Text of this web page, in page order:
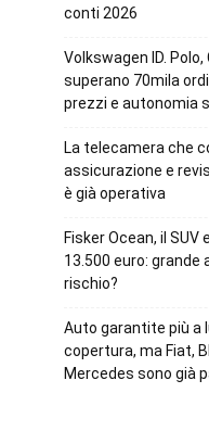
conti 2026
Volkswagen ID. Polo,
superano 70mila
prezzi e autonomia
La telecamera che
assicurazione e
è già operativa
Fisker Ocean, il
13.500 euro:
rischio?
Auto garantite più a
copertura, ma Fiat,
Mercedes sono già